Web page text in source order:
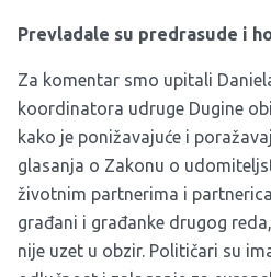
Prevladale su predrasude i
Za komentar smo upitali
koordinatora udruge Dugine
kako je ponižavajuće i
glasanja o Zakonu o
životnim partnerima i
građani i građanke drugog
nije uzet u obzir. Političari su